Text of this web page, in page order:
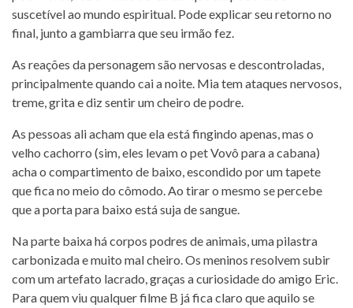
suscetível ao mundo espiritual. Pode explicar seu retorno no
final, junto a gambiarra que seu irmão fez.
As reações da personagem são nervosas e descontroladas,
principalmente quando cai a noite. Mia tem ataques nervosos,
treme, grita e diz sentir um cheiro de podre.
As pessoas ali acham que ela está fingindo apenas, mas o
velho cachorro (sim, eles levam o pet Vovô para a cabana)
acha o compartimento de baixo, escondido por um tapete
que fica no meio do cômodo. Ao tirar o mesmo se percebe
que a porta para baixo está suja de sangue.
Na parte baixa há corpos podres de animais, uma pilastra
carbonizada e muito mal cheiro. Os meninos resolvem subir
com um artefato lacrado, graças a curiosidade do amigo Eric.
Para quem viu qualquer filme B já fica claro que aquilo se